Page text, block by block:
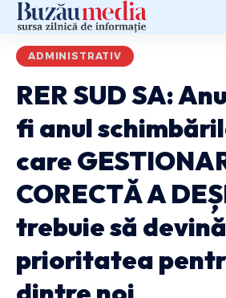
ADMINISTRATIV
RER SUD SA:
fi anul
care
CORECTĂ A
trebuie să
prioritatea